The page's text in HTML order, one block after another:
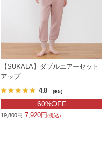
【SUKALA】ダブルエアーセット
アップ
4.8 （65）
60%OFF
19,800円 7,920円(税込)